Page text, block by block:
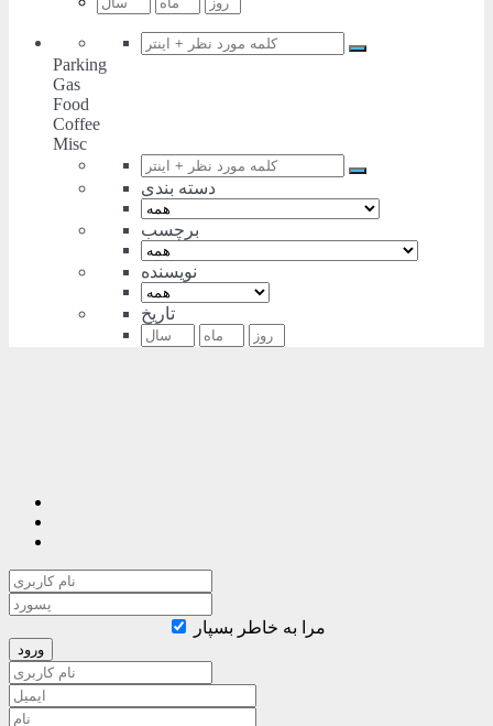
Parking
Gas
Food
Coffee
Misc
دسته بندی
برچسب
نویسنده
تاریخ
مرا به خاطر بسپار